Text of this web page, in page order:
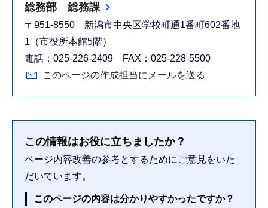
総務部 総務課
〒951-8550 新潟市中央区学校町通1番町602番地
1（市役所本館5階）
電話：025-226-2409 FAX：025-228-5500
このページの作成担当にメールを送る
この情報はお役に立ちましたか？
ページ内容改善の参考とするためにご意見をいた
だいています。
このページの内容は分かりやすかったですか？